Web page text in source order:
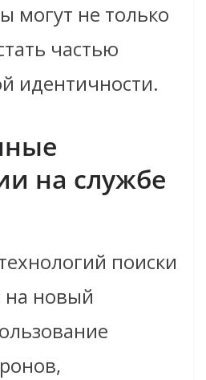
могут не только
частью
идентичности.
на службе
поиски
новый